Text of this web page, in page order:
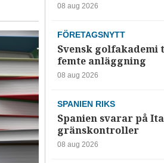
08 aug 2026
FÖRETAGSNYTT
Svensk golfakademi
femte anläggning
08 aug 2026
SPANIEN RIKS
Spanien svarar på
gränskontroller
08 aug 2026